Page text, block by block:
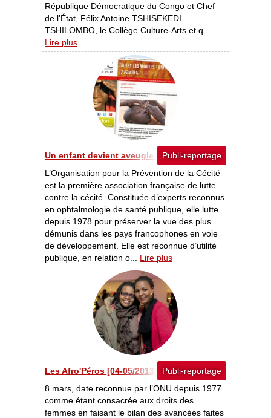
République Démocratique du Congo et Chef
de l’État, Félix Antoine TSHISEKEDI
TSHILOMBO, le Collège Culture-Arts et q...
Lire plus
Publi-reportage
Un enfant devient aveugle toutes les minutes et un
L’Organisation pour la Prévention de la Cécité
est la première association française de lutte
contre la cécité. Constituée d’experts reconnus
en ophtalmologie de santé publique, elle lutte
depuis 1978 pour préserver la vue des plus
démunis dans les pays francophones en voie
de développement. Elle est reconnue d’utilité
publique, en relation o... Lire plus
Publi-reportage
Les Afro'Péros [04-05/2013]
8 mars, date reconnue par l’ONU depuis 1977
comme étant consacrée aux droits des
femmes en faisant le bilan des avancées faites